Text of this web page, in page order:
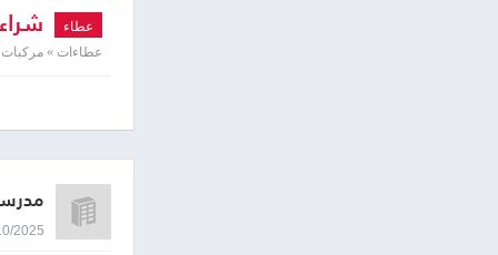
عطاء
عطاءات » مركبات
08/10/2025